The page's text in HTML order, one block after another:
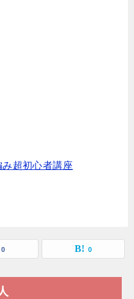
超初心者講座
0 0